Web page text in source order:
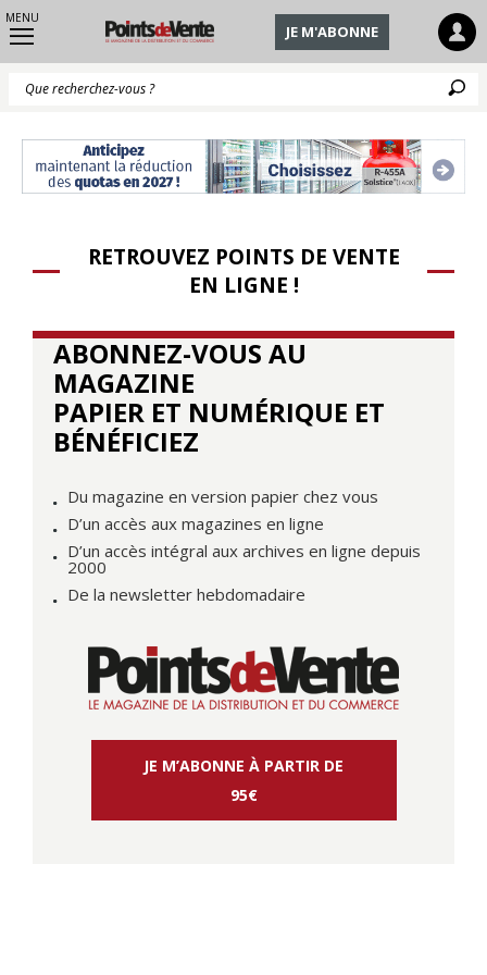
MENU
JE M'ABONNE
RETROUVEZ POINTS DE VENTE
EN LIGNE !
ABONNEZ-VOUS AU
MAGAZINE
PAPIER ET NUMÉRIQUE ET
BÉNÉFICIEZ
Du magazine en version papier chez vous
D’un accès aux magazines en ligne
D’un accès intégral aux archives en ligne depuis
2000
De la newsletter hebdomadaire
JE M’ABONNE À PARTIR DE
95€